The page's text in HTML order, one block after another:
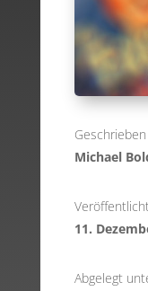
Geschrieben
Michael
11.
Abgelegt